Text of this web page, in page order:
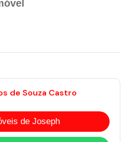
de Souza Castro
de Joseph